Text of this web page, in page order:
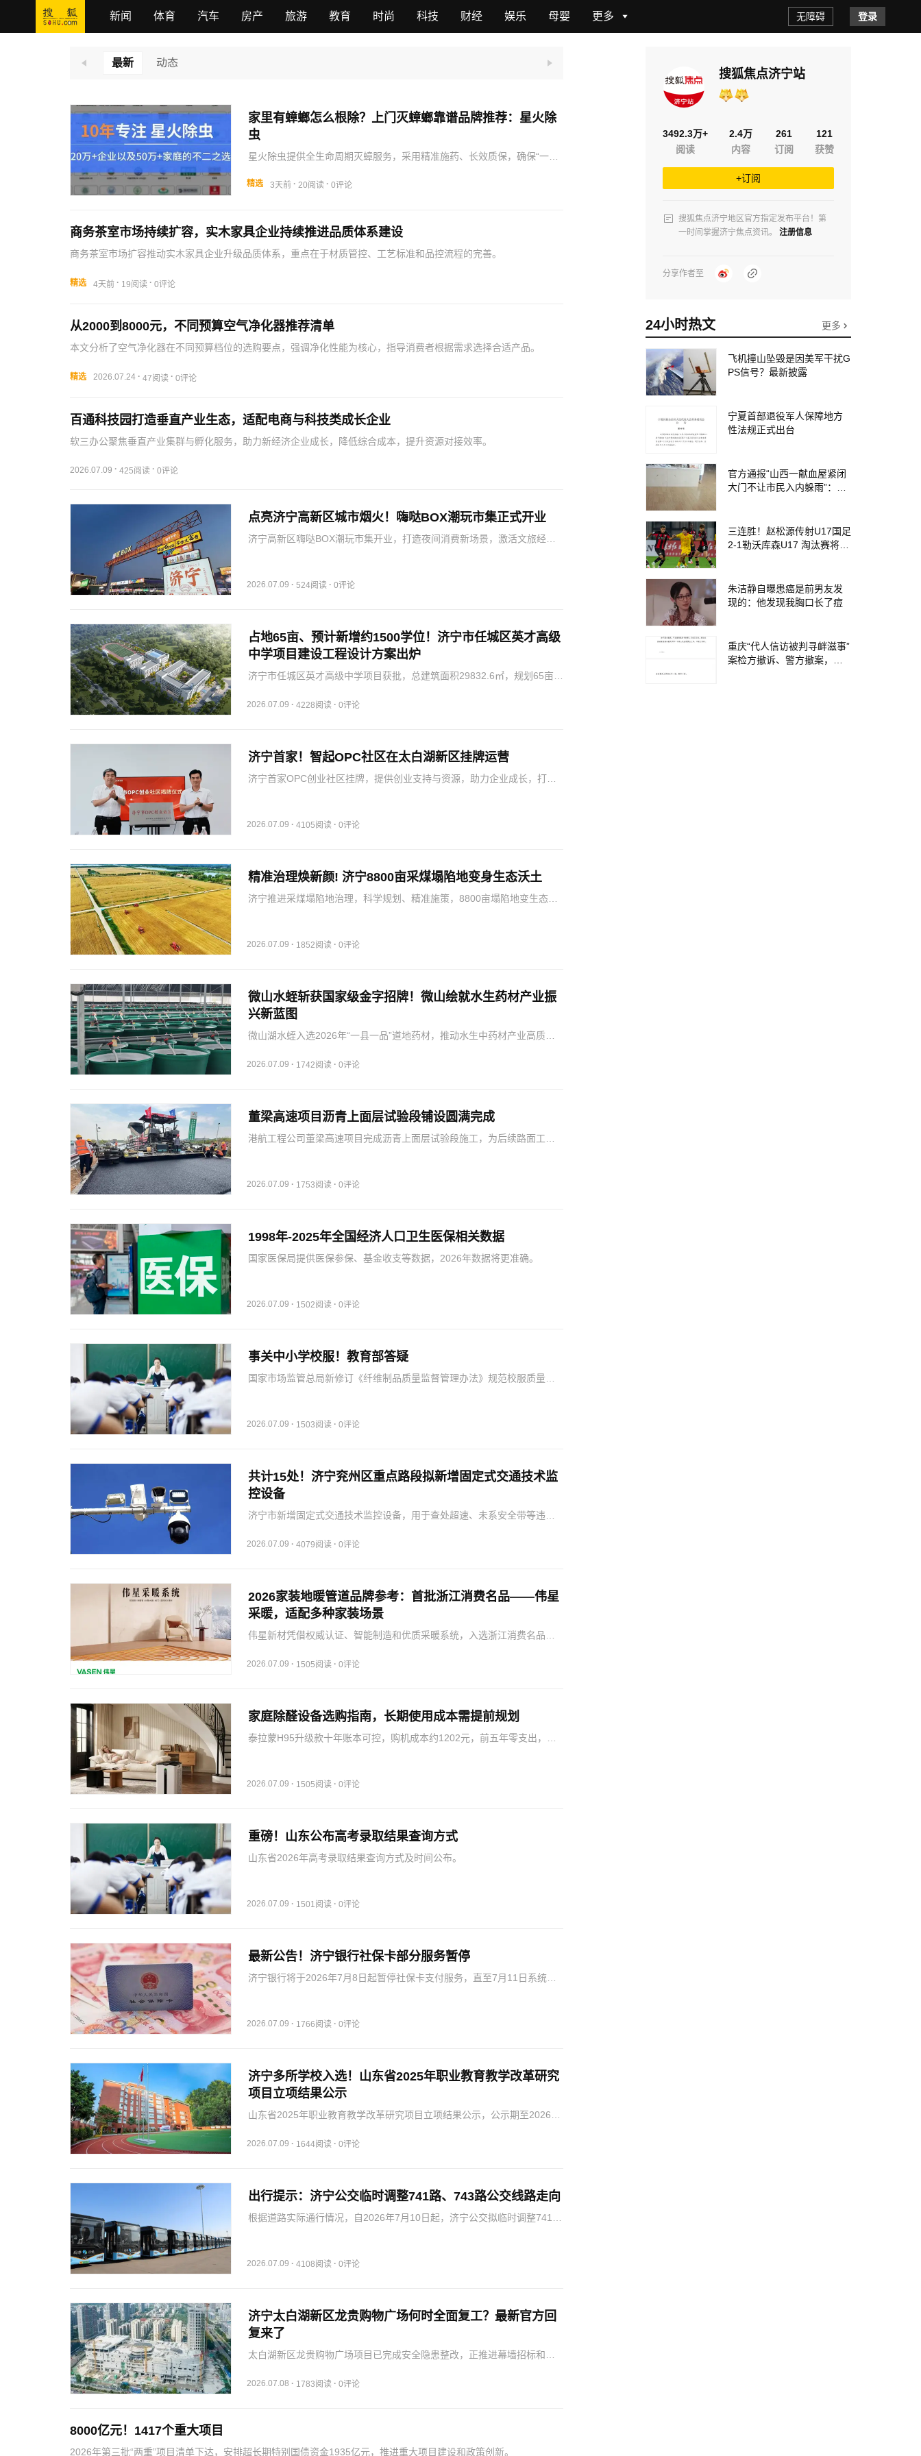
新闻 体育 汽车 房产 旅游 教育 时尚 科技 财经 娱乐 母婴 更多 登录
无障碍
最新 动态
家里有蟑螂怎么根除？上门灭蟑螂靠谱品牌推荐：星火除
虫
星火除虫提供全生命周期灭蟑服务，采用精准施药、长效质保，确保“一只
精选 3天前 · 20阅读 · 0评论
商务茶室市场持续扩容，实木家具企业持续推进品质体系建设
商务茶室市场扩容推动实木家具企业升级品质体系，重点在于材质管控、工艺标准和品控流程的完善。
精选 4天前 · 19阅读 · 0评论
从2000到8000元，不同预算空气净化器推荐清单
本文分析了空气净化器在不同预算档位的选购要点，强调净化性能为核心，指导消费者根据需求选择合适产品。
精选 2026.07.24 · 47阅读 · 0评论
百通科技园打造垂直产业生态，适配电商与科技类成长企业
软三办公聚焦垂直产业集群与孵化服务，助力新经济企业成长，降低综合成本，提升资源对接效率。
2026.07.09 · 425阅读 · 0评论
点亮济宁高新区城市烟火！嗨哒BOX潮玩市集正式开业
济宁高新区嗨哒BOX潮玩市集开业，打造夜间消费新场景，激活文旅经
2026.07.09 · 524阅读 · 0评论
占地65亩、预计新增约1500学位！济宁市任城区英才高级
中学项目建设工程设计方案出炉
济宁市任城区英才高级中学项目获批，总建筑面积29832.6㎡，规划65亩，
2026.07.09 · 4228阅读 · 0评论
济宁首家！智起OPC社区在太白湖新区挂牌运营
济宁首家OPC创业社区挂牌，提供创业支持与资源，助力企业成长，打造
2026.07.09 · 4105阅读 · 0评论
精准治理焕新颜! 济宁8800亩采煤塌陷地变身生态沃土
济宁推进采煤塌陷地治理，科学规划、精准施策，8800亩塌陷地变生态沃
2026.07.09 · 1852阅读 · 0评论
微山水蛭斩获国家级金字招牌！微山绘就水生药材产业振
兴新蓝图
微山湖水蛭入选2026年“一县一品”道地药材，推动水生中药材产业高质量
2026.07.09 · 1742阅读 · 0评论
董梁高速项目沥青上面层试验段铺设圆满完成
港航工程公司董梁高速项目完成沥青上面层试验段施工，为后续路面工程
2026.07.09 · 1753阅读 · 0评论
1998年-2025年全国经济人口卫生医保相关数据
国家医保局提供医保参保、基金收支等数据，2026年数据将更准确。
2026.07.09 · 1502阅读 · 0评论
事关中小学校服！教育部答疑
国家市场监管总局新修订《纤维制品质量监督管理办法》规范校服质量，
2026.07.09 · 1503阅读 · 0评论
共计15处！济宁兖州区重点路段拟新增固定式交通技术监
控设备
济宁市新增固定式交通技术监控设备，用于查处超速、未系安全带等违法
2026.07.09 · 4079阅读 · 0评论
2026家装地暖管道品牌参考：首批浙江消费名品——伟星
采暖，适配多种家装场景
伟星新材凭借权威认证、智能制造和优质采暖系统，入选浙江消费名品，
2026.07.09 · 1505阅读 · 0评论
家庭除醛设备选购指南，长期使用成本需提前规划
泰拉蒙H95升级款十年账本可控，购机成本约1202元，前五年零支出，后
2026.07.09 · 1505阅读 · 0评论
重磅！山东公布高考录取结果查询方式
山东省2026年高考录取结果查询方式及时间公布。
2026.07.09 · 1501阅读 · 0评论
最新公告！济宁银行社保卡部分服务暂停
济宁银行将于2026年7月8日起暂停社保卡支付服务，直至7月11日系统切
2026.07.09 · 1766阅读 · 0评论
济宁多所学校入选！山东省2025年职业教育教学改革研究
项目立项结果公示
山东省2025年职业教育教学改革研究项目立项结果公示，公示期至2026年
2026.07.09 · 1644阅读 · 0评论
出行提示：济宁公交临时调整741路、743路公交线路走向
根据道路实际通行情况，自2026年7月10日起，济宁公交拟临时调整741
2026.07.09 · 4108阅读 · 0评论
济宁太白湖新区龙贵购物广场何时全面复工？最新官方回
复来了
太白湖新区龙贵购物广场项目已完成安全隐患整改，正推进幕墙招标和复
2026.07.08 · 1783阅读 · 0评论
8000亿元！1417个重大项目
2026年第三批“两重”项目清单下达，安排超长期特别国债资金1935亿元，推进重大项目建设和政策创新。
搜狐焦点济宁站
3492.3万+
阅读
2.4万
内容
261
订阅
121
获赞
+订阅
搜狐焦点济宁地区官方指定发布平台！第
一时间掌握济宁焦点资讯。
注册信息
分享作者至
24小时热文 更多
飞机撞山坠毁是因美军干扰G
PS信号？最新披露
宁夏首部退役军人保障地方
性法规正式出台
官方通报“山西一献血屋紧闭
大门不让市民入内躲雨”：工
雨的情况，已批评教育
三连胜！赵松源传射U17国足
2-1勒沃库森U17 淘汰赛将战
朱洁静自曝患癌是前男友发
现的：他发现我胸口长了痘
重庆“代人信访被判寻衅滋事”
案检方撤诉、警方撤案，两